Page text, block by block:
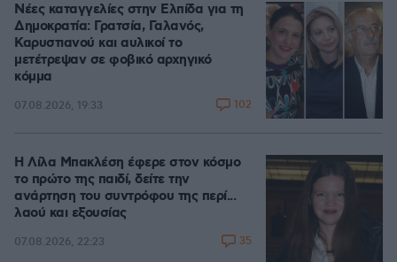
Νέες καταγγελίες στην Ελπίδα για τη
Δημοκρατία: Γρατσία, Γαλανός,
Καρυστιανού και αυλικοί το
μετέτρεψαν σε φοβικό αρχηγικό
κόμμα
07.08.2026, 19:33 102
Η Λίλα Μπακλέση έφερε στον κόσμο
το πρώτο της παιδί, δείτε την
ανάρτηση του συντρόφου της περί...
λαού και εξουσίας
07.08.2026, 22:23 35